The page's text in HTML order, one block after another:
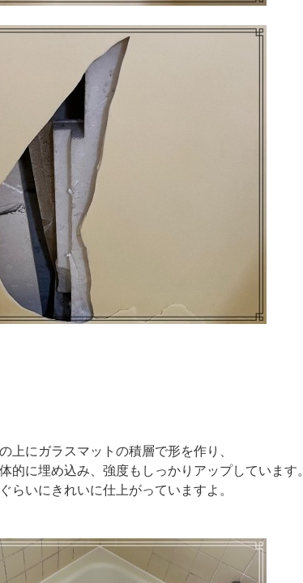
上にガラスマットの積層で形を作り、
的に埋め込み、強度もしっかりアップしています。
らいにきれいに仕上がっていますよ。